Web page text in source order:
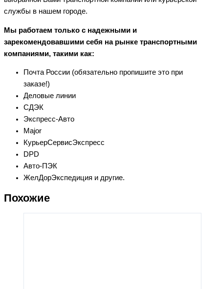
службы в нашем городе.
Мы работаем только с надежными и
зарекомендовавшими себя на рынке транспортными
компаниями, такими как:
Почта России (обязательно пропишите это при
заказе!)
Деловые линии
СДЭК
Экспресс-Авто
Major
КурьерСервисЭкспресс
DPD
Авто-ПЭК
ЖелДорЭкспедиция и другие.
Похожие